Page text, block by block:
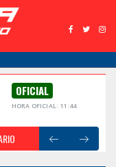
OFICIAL
HORA OFICIAL: 11:44